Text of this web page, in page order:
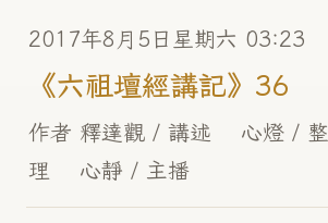
2017年8月5日星期六 03:23
《六祖壇經講記》36
作者 釋達觀 / 講述 心燈 / 整
理 心靜 / 主播